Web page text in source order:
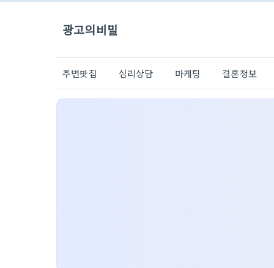
광고의비밀
주변맛집 심리상담 마케팅 결혼정보